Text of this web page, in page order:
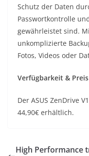
Schutz der Daten
Passwortkontrolle
gewährleistet sind.
unkomplizierte
Fotos, Videos oder
Verfügbarkeit & Preis
Der ASUS ZenDrive
44,90€ erhältlich.
High Performance